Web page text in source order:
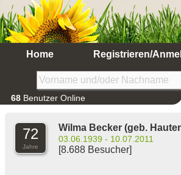
Home Registrieren/
68 Benutzer Online
72
Jahre
Wilma Becker (geb.
03.06.1939 - 10.07.2011
[8.688 Besucher]